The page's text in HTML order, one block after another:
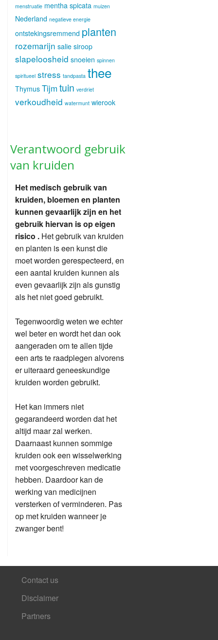
menstruatie mentha spicata muizen
Nederland negatieve energie
ontstekingsremmend planten
rozemarijn salie siroop
slapeloosheid snoeien spinnen
spiritueel stress tandpasta thee
Thymus Tijm tuin verdriet
verkoudheid watermunt wierook
Verantwoord gebruik
van kruiden
Het medisch gebruik van
kruiden, bloemen en planten
kunnen gevaarlijk zijn en het
gebruik hiervan is op eigen
risico . Het gebruik van kruiden
en planten is een kunst die
moet worden gerespecteerd, en
een aantal kruiden kunnen als
even gevaarlijk zijn als gunstig
als het niet goed gebruikt.
Tegenwoordig weten we echter
wel beter en wordt het dan ook
aangeraden om te allen tijde
een arts te raadplegen alvorens
er uiteraard geneeskundige
kruiden worden gebruikt.
Het kan immers niet
gegarandeerd worden dat het
altijd maar zal werken.
Daarnaast kunnen sommige
kruiden ook een wisselwerking
met voorgeschreven medicatie
hebben. Daardoor kan de
werking van medicijnen
versterken of verminderen. Pas
op met kruiden wanneer je
zwanger bent!
Contact us
Disclaimer
Partners